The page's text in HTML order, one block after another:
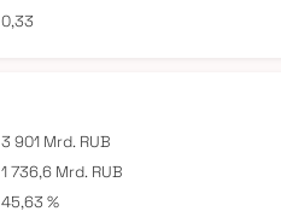
0,33
3 901 Mrd. RUB
1 736,6 Mrd. RUB
45,63 %